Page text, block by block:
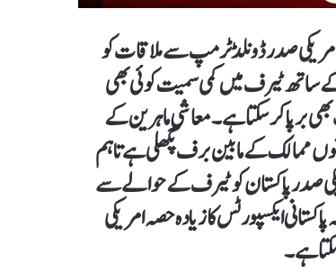
صدر ڈونلڈ ٹرمپ سے ملاقات کو
کے ساتھ ٹیرف میں کمی سمیت کوئی بھی
برپا کر سکتا ہے۔ معاشی ماہرین کے
ممالک کے مابین برف پگھلی ہے تاہم
صدر پاکستان کو ٹیرف کے حوالے سے
ایکسپورٹس کا زیادہ حصہ امریکی
ہے۔